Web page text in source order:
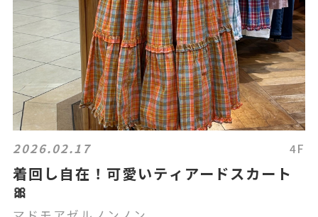
2026.02.17 4F
着回し自在！可愛いティアードスカート
🎀